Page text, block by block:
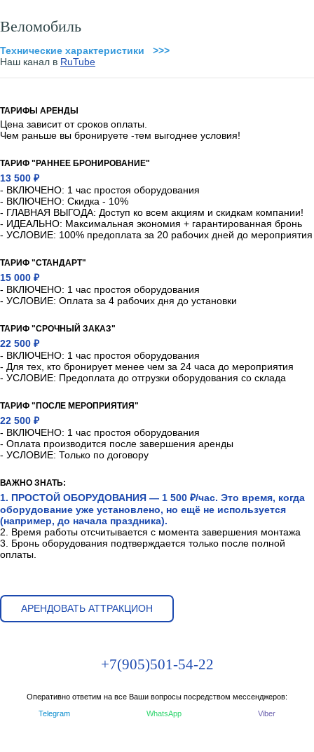
Веломобиль
Технические характеристики >>>
Наш канал в RuTube
ТАРИФЫ АРЕНДЫ
Цена зависит от сроков оплаты.
Чем раньше вы бронируете -тем выгоднее условия!
ТАРИФ "РАННЕЕ БРОНИРОВАНИЕ"
13 500 ₽
- ВКЛЮЧЕНО: 1 час простоя оборудования
- ВКЛЮЧЕНО: Скидка - 10%
- ГЛАВНАЯ ВЫГОДА: Доступ ко всем акциям и скидкам компании!
- ИДЕАЛЬНО: Максимальная экономия + гарантированная бронь
- УСЛОВИЕ: 100% предоплата за 20 рабочих дней до мероприятия
ТАРИФ "СТАНДАРТ"
15 000 ₽
- ВКЛЮЧЕНО: 1 час простоя оборудования
- УСЛОВИЕ: Оплата за 4 рабочих дня до установки
ТАРИФ "СРОЧНЫЙ ЗАКАЗ"
22 500 ₽
- ВКЛЮЧЕНО: 1 час простоя оборудования
- Для тех, кто бронирует менее чем за 24 часа до мероприятия
- УСЛОВИЕ: Предоплата до отгрузки оборудования со склада
ТАРИФ "ПОСЛЕ МЕРОПРИЯТИЯ"
22 500 ₽
- ВКЛЮЧЕНО: 1 час простоя оборудования
- Оплата производится после завершения аренды
- УСЛОВИЕ: Только по договору
ВАЖНО ЗНАТЬ:
1. ПРОСТОЙ ОБОРУДОВАНИЯ — 1 500 ₽/час. Это время, когда
оборудование уже установлено, но ещё не используется
(например, до начала праздника).
2. Время работы отсчитывается с момента завершения монтажа
3. Бронь оборудования подтверждается только после полной
оплаты.
АРЕНДОВАТЬ АТТРАКЦИОН
+7(905)501-54-22
Оперативно ответим на все Ваши вопросы посредством мессенджеров:
Telegram
WhatsApp Viber